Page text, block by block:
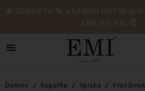
🔥 ZĽAVA 10 % s kódom HOT10
LEN DO 9.8. ⏰

Domov Kúpeľňa Sprcha